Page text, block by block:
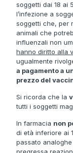
soggetti dai 18 ai
l’infezione a
soggetti che, per
animali che
influenzali non
hanno diritto alla
ugualmente
a pagamento a
prezzo del
Si ricorda che la
tutti i soggetti
In farmacia non
di età inferiore ai
passato